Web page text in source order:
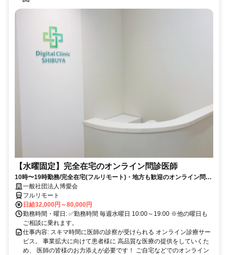
【水曜固定】完全在宅のオンライン問診医師
10時〜19時勤務/完全在宅(フルリモート)・地方も歓迎のオンライン問診
業務一般社団法人博愛会
フルリモート
日給32,000円～80,000円
勤務時間・曜日: ✅勤務時間 毎週水曜日 10:00～19:00 ※他の曜日も
ご相談に乗れます。
仕事内容: スキマ時間に医師の診察が受けられる オンライン診療サー
ビス。 事業拡大に向けて患者様に 高品質な医療の提供をしていくた
め、 医師の皆様のお力添えが必要です！ ご自宅などでのオンライン